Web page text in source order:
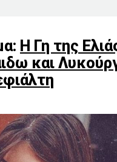
Η Γη της
και